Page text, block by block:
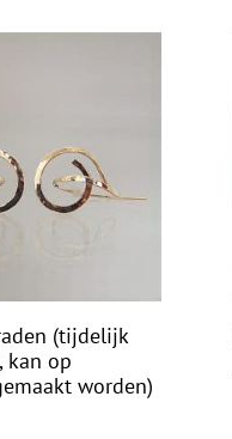
(tijdelijk
kan op
worden)